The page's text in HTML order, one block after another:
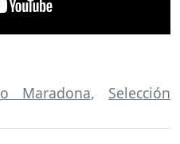
Maradona, Selección